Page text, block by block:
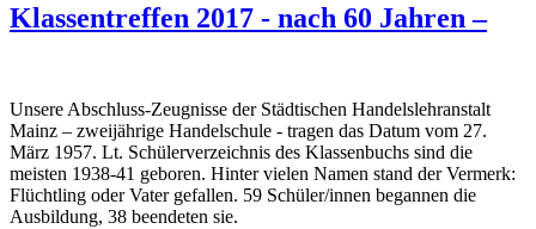
Klassentreffen 2017 - nach 60 Jahren –
Unsere Abschluss-Zeugnisse der Städtischen Handelslehranstalt
Mainz – zweijährige Handelschule - tragen das Datum vom 27.
März 1957. Lt. Schülerverzeichnis des Klassenbuchs sind die
meisten 1938-41 geboren. Hinter vielen Namen stand der Vermerk:
Flüchtling oder Vater gefallen. 59 Schüler/innen begannen die
Ausbildung, 38 beendeten sie.